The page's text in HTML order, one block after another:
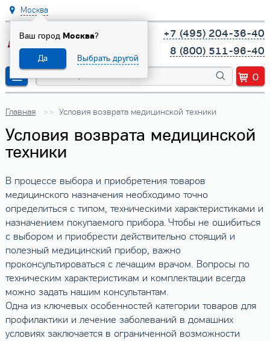
Москва
Ваш город Москва?
Да Выбрать другой
+7 (495) 204-36-40
8 (800) 511-96-40
0
Главная Условия возврата медицинской техники
Условия возврата медицинской
техники
В процессе выбора и приобретения товаров
медицинского назначения необходимо точно
определиться с типом, техническими характеристиками и
назначением покупаемого прибора. Чтобы не ошибиться
с выбором и приобрести действительно стоящий и
полезный медицинский прибор, важно
проконсультироваться с лечащим врачом. Вопросы по
техническим характеристикам и комплектации всегда
можно задать нашим консультантам.
Одна из ключевых особенностей категории товаров для
профилактики и лечение заболеваний в домашних
условиях заключается в ограниченной возможности